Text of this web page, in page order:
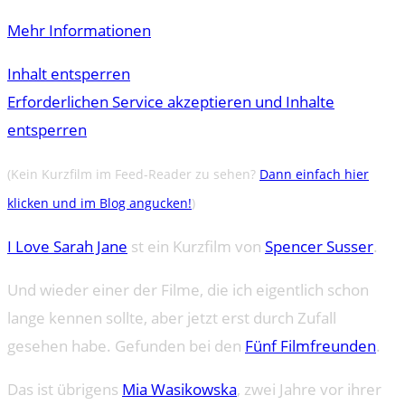
Mehr Informationen
Inhalt entsperren
Erforderlichen Service akzeptieren und Inhalte
entsperren
(Kein Kurzfilm im Feed-Reader zu sehen? Dann einfach hier
klicken und im Blog angucken!)
I Love Sarah Jane st ein Kurzfilm von Spencer Susser.
Und wieder einer der Filme, die ich eigentlich schon
lange kennen sollte, aber jetzt erst durch Zufall
gesehen habe. Gefunden bei den Fünf Filmfreunden.
Das ist übrigens Mia Wasikowska, zwei Jahre vor ihrer